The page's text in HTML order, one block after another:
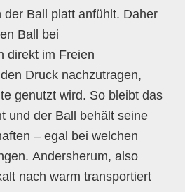
Ball platt anfühlt. Daher
Ball bei
direkt im Freien
Druck nachzutragen,
genutzt wird. So bleibt das
und der Ball behält seine
– egal bei welchen
Andersherum, also
nach warm transportiert